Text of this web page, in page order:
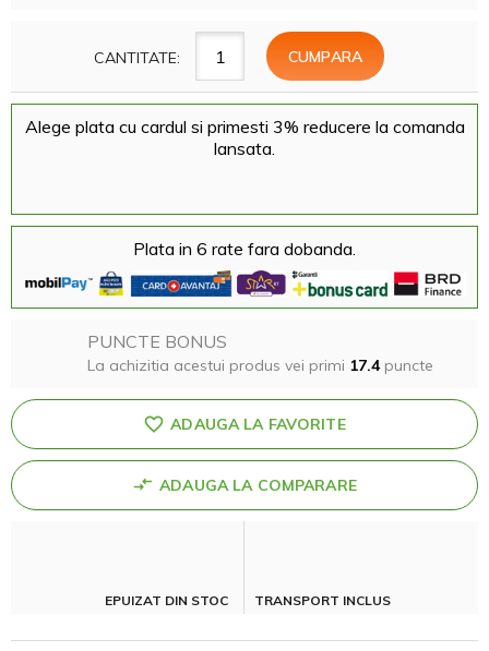
CANTITATE:
Alege plata cu cardul si primesti 3% reducere la comanda
lansata.
Plata in 6 rate fara dobanda.
PUNCTE BONUS
La achizitia acestui produs vei primi 17.4puncte
ADAUGA LA FAVORITE
ADAUGA LA COMPARARE
EPUIZAT DIN STOC TRANSPORT INCLUS